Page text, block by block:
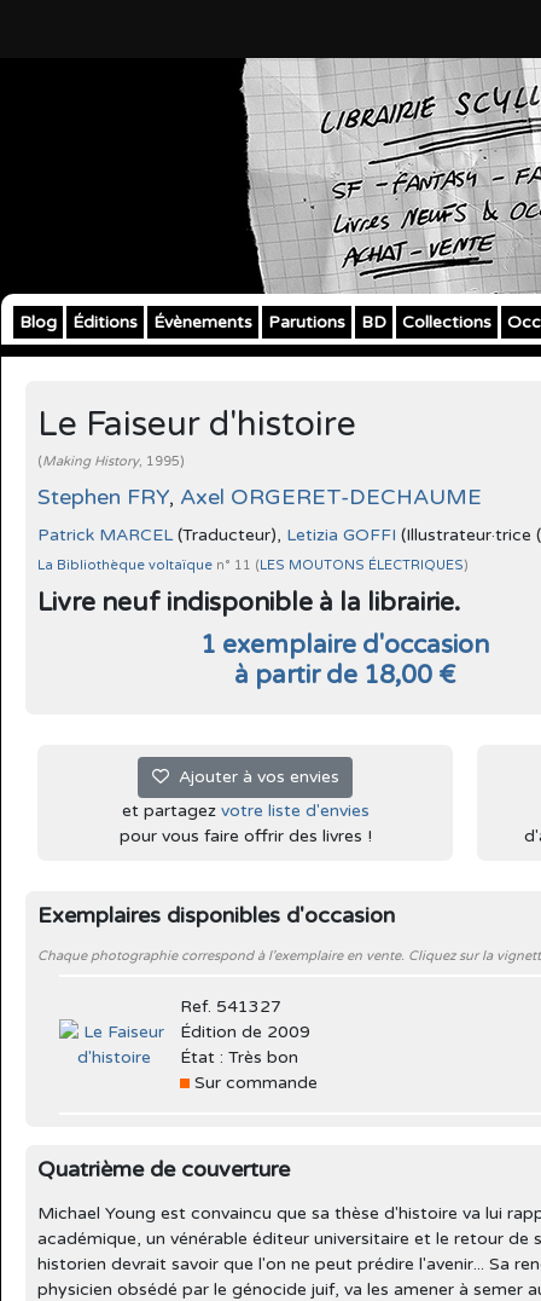
Blog Éditions Évènements Parutions BD Collections
Le Faiseur d'histoire
(Making History, 1995)
Stephen FRY, Axel ORGERET-DECHAUME
Patrick MARCEL(Traducteur), Letizia GOFFI (Illustrateur·trice
La Bibliothèque voltaïque n° 11 (LES MOUTONS ÉLECTRIQUES)
Livre neuf indisponible à la librairie.
1 exemplaire d'occasion
à partir de 18,00 €
Ajouter à vos envies
et partagez votre liste d'envies
pour vous faire offrir des livres !
Exemplaires disponibles d'occasion
Chaque photographie correspond à l'exemplaire en vente. Cliquez sur la
Ref. 541327
Édition de 2009
État : Très bon
Sur commande
Quatrième de couverture
Michael Young est convaincu que sa thèse d'histoire va lui
académique, un vénérable éditeur universitaire et le retour de
historien devrait savoir que l'on ne peut prédire l'avenir... Sa
physicien obsédé par le génocide juif, va les amener à semer